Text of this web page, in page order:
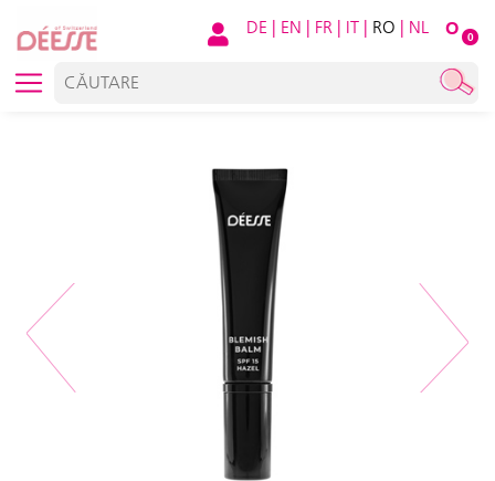
O 0
DE | EN | FR | IT | RO | NL
Next